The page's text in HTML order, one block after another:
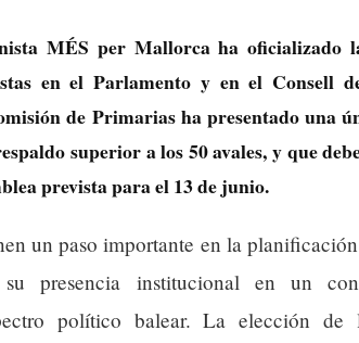
MÉS per Mallorca ha oficializado
en el Parlamento y en el Consell
de Primarias ha presentado una
superior a los 50 avales, y que
prevista para el 13 de junio.
un paso importante en la
presencia institucional en un
político balear. La elección de